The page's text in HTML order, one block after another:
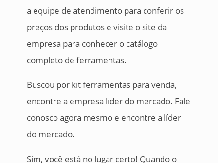
a equipe de atendimento para conferir os
preços dos produtos e visite o site da
empresa para conhecer o catálogo
completo de ferramentas.
Buscou por kit ferramentas para venda,
encontre a empresa líder do mercado. Fale
conosco agora mesmo e encontre a líder
do mercado.
Sim, você está no lugar certo! Quando o